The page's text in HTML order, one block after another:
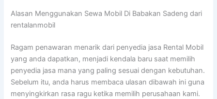
Alasan Menggunakan Sewa Mobil Di Babakan Sadeng dari
rentalanmobil
Ragam penawaran menarik dari penyedia jasa Rental Mobil
yang anda dapatkan, menjadi kendala baru saat memilih
penyedia jasa mana yang paling sesuai dengan kebutuhan.
Sebelum itu, anda harus membaca ulasan dibawah ini guna
menyingkirkan rasa ragu ketika memilih perusahaan kami.